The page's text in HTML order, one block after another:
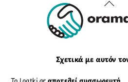
To
Σχετικά με αυτόν